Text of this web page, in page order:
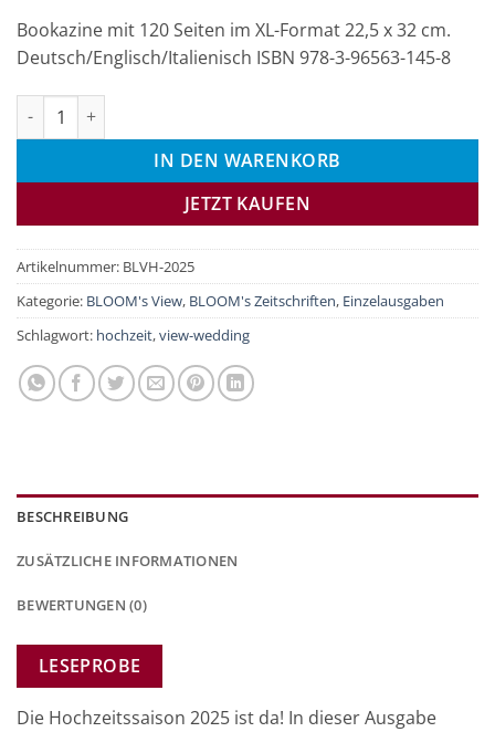
Bookazine mit 120 Seiten im XL-Format 22,5 x 32 cm.
Deutsch/Englisch/Italienisch ISBN 978-3-96563-145-8
BLOOM's VIEW WEDDING 2025 Menge
IN DEN WARENKORB
JETZT KAUFEN
Artikelnummer: BLVH-2025
Kategorie: BLOOM's View, BLOOM's Zeitschriften, Einzelausgaben
Schlagwort: hochzeit,view-wedding
BESCHREIBUNG
ZUSÄTZLICHE INFORMATIONEN
BEWERTUNGEN (0)
LESEPROBE
Die Hochzeitssaison 2025 ist da! In dieser Ausgabe